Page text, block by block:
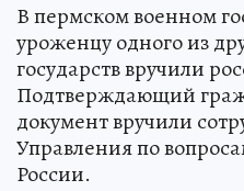
В пермском военном
уроженцу одного из
государств вручили
Подтверждающий
документ вручили
Управления по
России.